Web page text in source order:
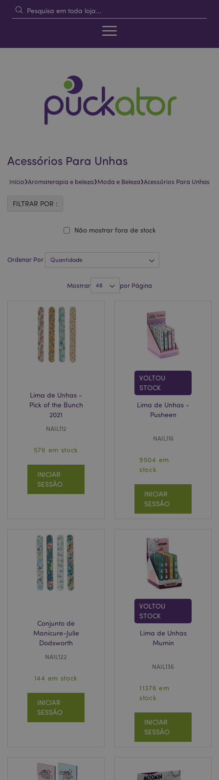
Acessórios Para Unhas
Início›Aromaterapia e beleza›Moda e Beleza›Acessórios Para Unhas
Ordenar Por
Mostrar por Página
Lima de Unhas -
Pick of the Bunch
2021
NAIL112
576 em stock
INICIAR
SESSÃO
VOLTOU
STOCK
Lima de Unhas -
Pusheen
NAIL116
9504 em
stock
INICIAR
SESSÃO
Conjunto de
Manicure-Julie
Dodsworth
NAIL122
144 em stock
INICIAR
SESSÃO
VOLTOU
STOCK
Lima de Unhas
Mumin
NAIL136
11376 em
stock
INICIAR
SESSÃO
Não mostrar fora de stock
FILTRAR POR :